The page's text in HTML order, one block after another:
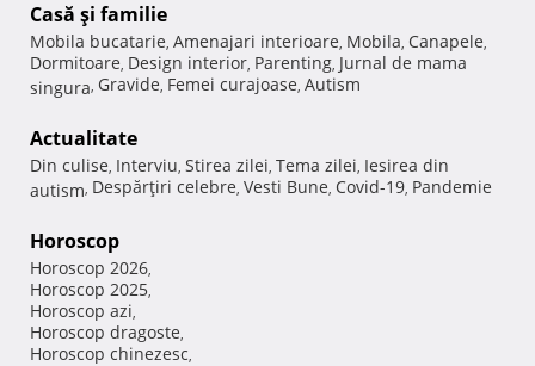
Casă şi familie
Mobila bucatarie, Amenajari interioare, Mobila, Canapele,
Dormitoare, Design interior, Parenting, Jurnal de mama
singura, Gravide, Femei curajoase, Autism
Actualitate
Din culise, Interviu, Stirea zilei, Tema zilei, Iesirea din
autism, Despărţiri celebre, Vesti Bune, Covid-19, Pandemie
Horoscop
Horoscop 2026,
Horoscop 2025,
Horoscop azi,
Horoscop dragoste,
Horoscop chinezesc,